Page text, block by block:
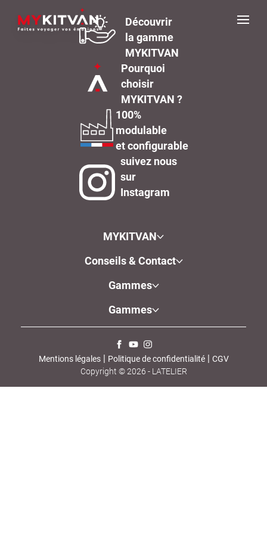
Découvrir
la gamme
MYKITVAN
Pourquoi
choisir
MYKITVAN ?
100%
modulable
et configurable
suivez nous
sur
Instagram
MYKITVAN
Conseils & Contact
Gammes
Gammes
Copyright © 2026 - LATELIER
Mentions légales | Politique de confidentialité | CGV